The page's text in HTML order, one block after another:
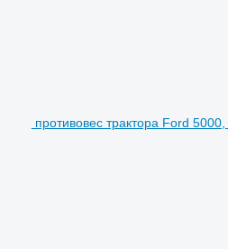
противовес трактора Ford